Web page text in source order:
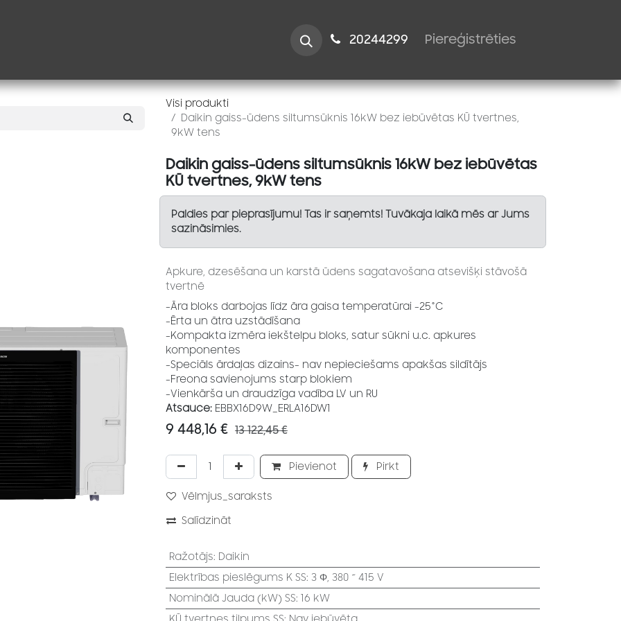
Speciālistiem 2024​​4299 Piereģistrēties
Visi produkti
Daikin gaiss-ūdens siltumsūknis 16kW bez iebūvētas KŪ tvertnes,
9kW tens
Daikin gaiss-ūdens siltumsūknis 16kW bez iebūvētas
KŪ tvertnes, 9kW tens
Paldies par pieprasījumu! Tas ir saņemts! Tuvākaja laikā mēs ar Jums
sazināsimies.
Apkure, dzesēšana un karstā ūdens sagatavošana atsevišķi stāvošā
tvertnē
-Āra bloks darbojas līdz āra gaisa temperatūrai -25°C
-Ērta un ātra uzstādīšana
-Kompakta izmēra iekštelpu bloks, satur sūkni u.c. apkures
komponentes
-Speciāls ārdaļas dizains- nav nepieciešams apakšas sildītājs
-Freona savienojums starp blokiem
-Vienkārša un draudzīga vadība LV un RU
Atsauce: EBBX16D9W_ERLA16DW1
9 448,16 € 13 122,45€
Pievienot Pirkt
Vēlmjus_saraksts
Salīdzināt
Ražotājs: Daikin
Elektrības pieslēgums K SS: 3 Φ, 380 ~ 415 V
Nominālā Jauda (kW) SS: 16 kW